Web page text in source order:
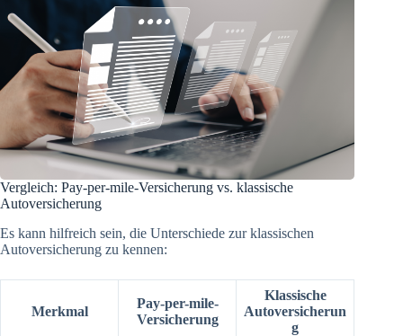
Vergleich: Pay-per-mile-Versicherung vs. klassische
Autoversicherung
Es kann hilfreich sein, die Unterschiede zur klassischen
Autoversicherung zu kennen:
Merkmal
Pay-per-mile-
Versicherung
Klassische
Autoversicherun
g